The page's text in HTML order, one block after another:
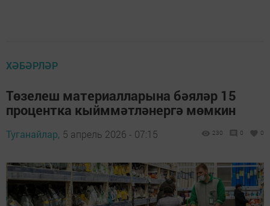
ХӘБӘРЛӘР
Төзелеш материалларына бәяләр 15
процентка кыйммәтләнергә мөмкин
Туганайлар, 5 апрель 2026 - 07:15 230 0 0